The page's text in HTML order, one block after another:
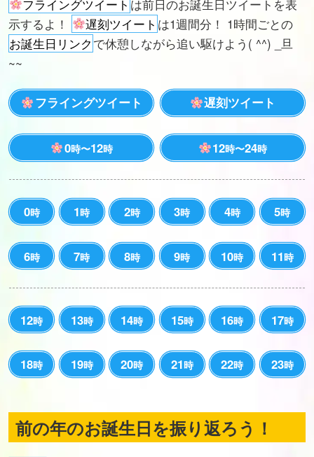
フライングツイート は前日のお誕生日ツイートを表
示するよ！
遅刻ツイート は1週間分！ 1時間ごとの
お誕生日リンク で休憩しながら追い駆けよう( ^^) _旦
~~
フライングツイート 遅刻ツイート
0時〜12時 12時〜24時
0時 1時 2時 3時 4時 5時
6時 7時 8時 9時 10時 11時
12時 13時 14時 15時 16時 17時
18時 19時 20時 21時 22時 23時
前の年のお誕生日を振り返ろう！